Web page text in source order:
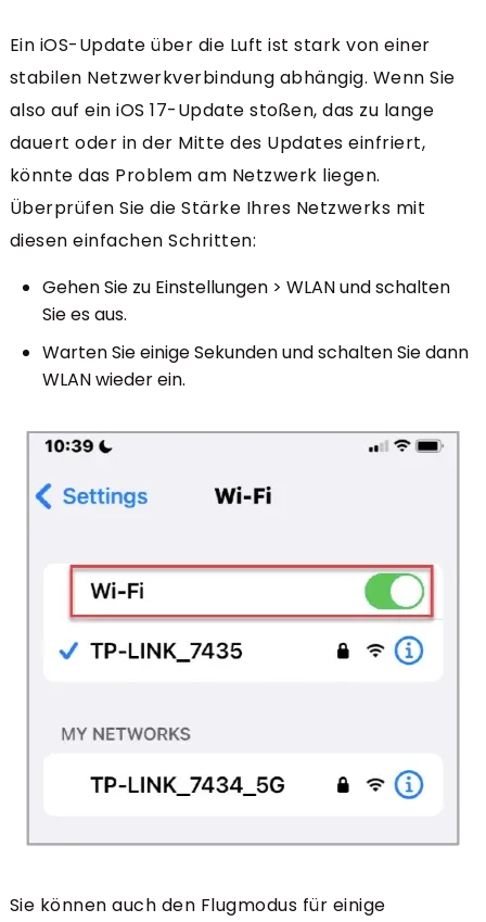
Ein iOS-Update über die Luft ist stark von einer
stabilen Netzwerkverbindung abhängig. Wenn Sie
also auf ein iOS 17-Update stoßen, das zu lange
dauert oder in der Mitte des Updates einfriert,
könnte das Problem am Netzwerk liegen.
Überprüfen Sie die Stärke Ihres Netzwerks mit
diesen einfachen Schritten:
Gehen Sie zu Einstellungen > WLAN und schalten
Sie es aus.
Warten Sie einige Sekunden und schalten Sie dann
WLAN wieder ein.
Sie können auch den Flugmodus für einige